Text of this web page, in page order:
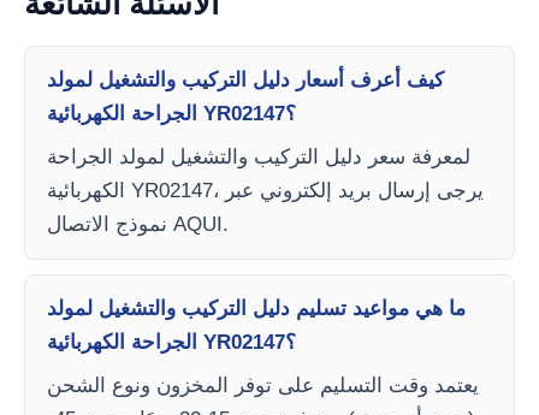
كيف أعرف أسعار دليل التركيب والتشغيل لمولد
الجراحة الكهربائية YR02147؟
لمعرفة سعر دليل التركيب والتشغيل لمولد الجراحة
الكهربائية YR02147، يرجى إرسال بريد إلكتروني عبر
نموذج الاتصال AQUI.
ما هي مواعيد تسليم دليل التركيب والتشغيل لمولد
الجراحة الكهربائية YR02147؟
يعتمد وقت التسليم على توفر المخزون ونوع الشحن